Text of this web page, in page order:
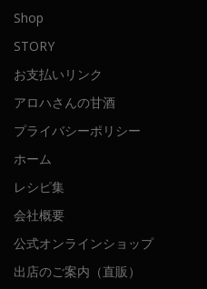
Shop
STORY
お支払いリンク
アロハさんの甘酒
プライバシーポリシー
ホーム
レシピ集
会社概要
公式オンラインショップ
出店のご案内（直販）